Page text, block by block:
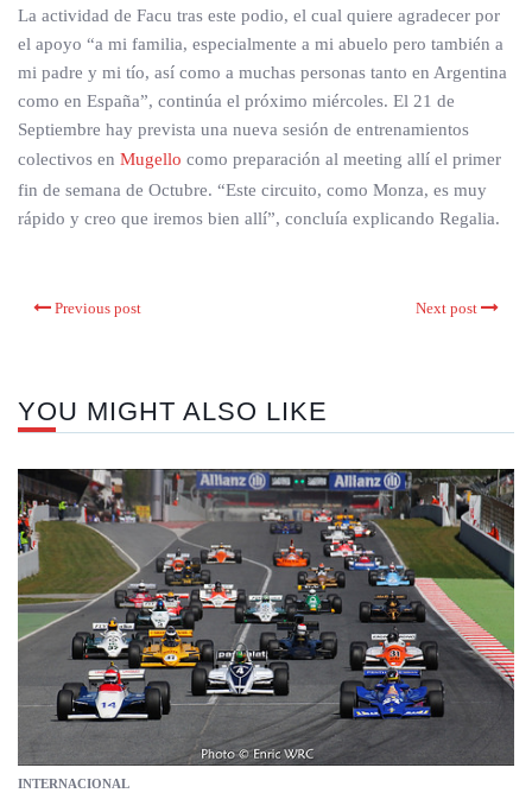
La actividad de Facu tras este podio, el cual quiere agradecer por
el apoyo “a mi familia, especialmente a mi abuelo pero también a
mi padre y mi tío, así como a muchas personas tanto en Argentina
como en España”, continúa el próximo miércoles. El 21 de
Septiembre hay prevista una nueva sesión de entrenamientos
colectivos en Mugello como preparación al meeting allí el primer
fin de semana de Octubre. “Este circuito, como Monza, es muy
rápido y creo que iremos bien allí”, concluía explicando Regalia.
Previous post Next post
YOU MIGHT ALSO LIKE
INTERNACIONAL